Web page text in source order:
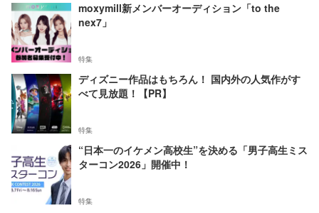
moxymill新メンバーオーディション「to the
nex7」
特集
ディズニー作品はもちろん！ 国内外の人気作がす
べて見放題！【PR】
特集
“日本一のイケメン高校生”を決める「男子高生ミス
ターコン2026」開催中！
特集